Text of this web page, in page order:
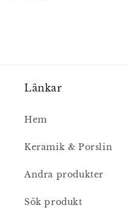
Länkar
Hem
Keramik & Porslin
Andra produkter
Sök produkt